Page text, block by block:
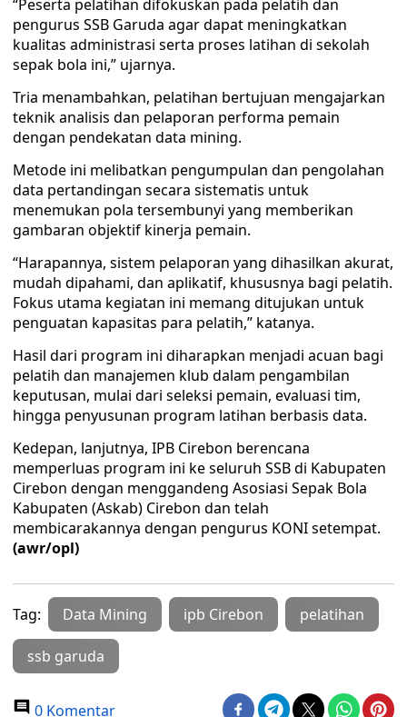
“Peserta pelatihan difokuskan pada pelatih dan
pengurus SSB Garuda agar dapat meningkatkan
kualitas administrasi serta proses latihan di sekolah
sepak bola ini,” ujarnya.
Tria menambahkan, pelatihan bertujuan mengajarkan
teknik analisis dan pelaporan performa pemain
dengan pendekatan data mining.
Metode ini melibatkan pengumpulan dan pengolahan
data pertandingan secara sistematis untuk
menemukan pola tersembunyi yang memberikan
gambaran objektif kinerja pemain.
“Harapannya, sistem pelaporan yang dihasilkan akurat,
mudah dipahami, dan aplikatif, khususnya bagi pelatih.
Fokus utama kegiatan ini memang ditujukan untuk
penguatan kapasitas para pelatih,” katanya.
Hasil dari program ini diharapkan menjadi acuan bagi
pelatih dan manajemen klub dalam pengambilan
keputusan, mulai dari seleksi pemain, evaluasi tim,
hingga penyusunan program latihan berbasis data.
Kedepan, lanjutnya, IPB Cirebon berencana
memperluas program ini ke seluruh SSB di Kabupaten
Cirebon dengan menggandeng Asosiasi Sepak Bola
Kabupaten (Askab) Cirebon dan telah
membicarakannya dengan pengurus KONI setempat.
(awr/opl)
Tag: Data Mining ipb Cirebon pelatihan
ssb garuda
0 Komentar